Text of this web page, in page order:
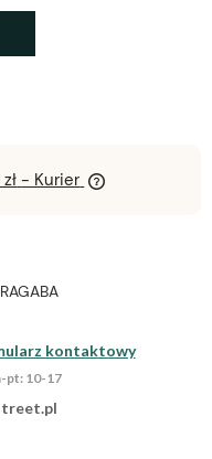
- Kurier
RAGABA
kontaktowy
pt: 10-17